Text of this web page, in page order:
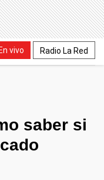
vivo Radio La Red
saber si